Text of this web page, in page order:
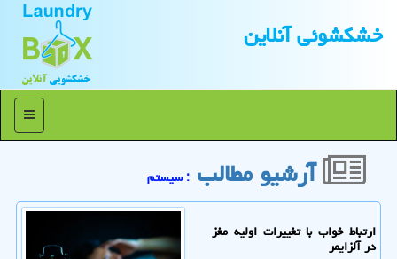
خشكشوئی آنلاین
منو
آرشیو مطالب : سیستم
ارتباط خواب با تغییرات اولیه مغز
در آلزایمر